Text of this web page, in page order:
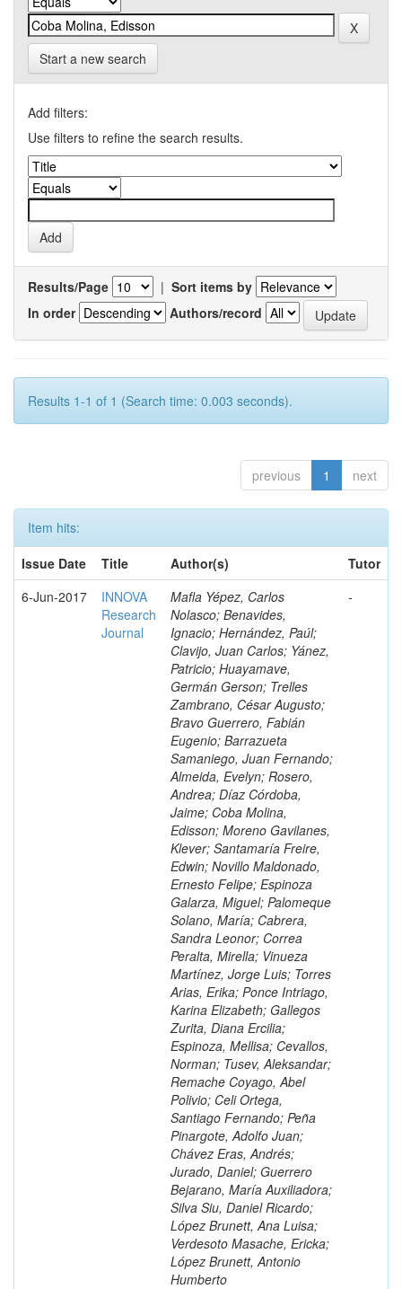
Start a new search
Add filters:
Use filters to refine the search results.
Results/Page | Sort items by
In order
Authors/record
Results 1-1 of 1 (Search time: 0.003 seconds).
previous 1 next
Item hits:
Issue Date
Title Author(s)
Tutor
6-Jun-2017
INNOVA
Research
Journal
Mafla Yépez, Carlos
Nolasco; Benavides,
Ignacio; Hernández, Paúl;
Clavijo, Juan Carlos; Yánez,
Patricio; Huayamave,
Germán Gerson; Trelles
Zambrano, César Augusto;
Bravo Guerrero, Fabián
Eugenio; Barrazueta
Samaniego, Juan Fernando;
Almeida, Evelyn; Rosero,
Andrea; Díaz Córdoba,
Jaime; Coba Molina,
Edisson; Moreno Gavilanes,
Klever; Santamaría Freire,
Edwin; Novillo Maldonado,
Ernesto Felipe; Espinoza
Galarza, Miguel; Palomeque
Solano, María; Cabrera,
Sandra Leonor; Correa
Peralta, Mirella; Vinueza
Martínez, Jorge Luis; Torres
Arias, Erika; Ponce Intriago,
Karina Elizabeth; Gallegos
Zurita, Diana Ercilia;
Espinoza, Mellisa; Cevallos,
Norman; Tusev, Aleksandar;
Remache Coyago, Abel
Polivio; Celi Ortega,
Santiago Fernando; Peña
Pinargote, Adolfo Juan;
Chávez Eras, Andrés;
Jurado, Daniel; Guerrero
Bejarano, María Auxiliadora;
Silva Siu, Daniel Ricardo;
López Brunett, Ana Luisa;
Verdesoto Masache, Ericka;
López Brunett, Antonio
Humberto
-